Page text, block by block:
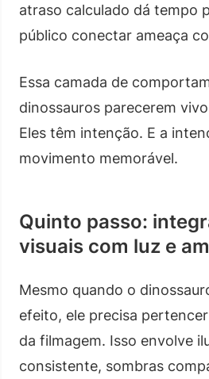
atraso calculado dá tempo
público conectar ameaça
Essa camada de
dinossauros parecerem
Eles têm intenção. E a
movimento memorável.
Quinto passo:
visuais com luz e
Mesmo quando o
efeito, ele precisa
da filmagem. Isso envolve
consistente, sombras